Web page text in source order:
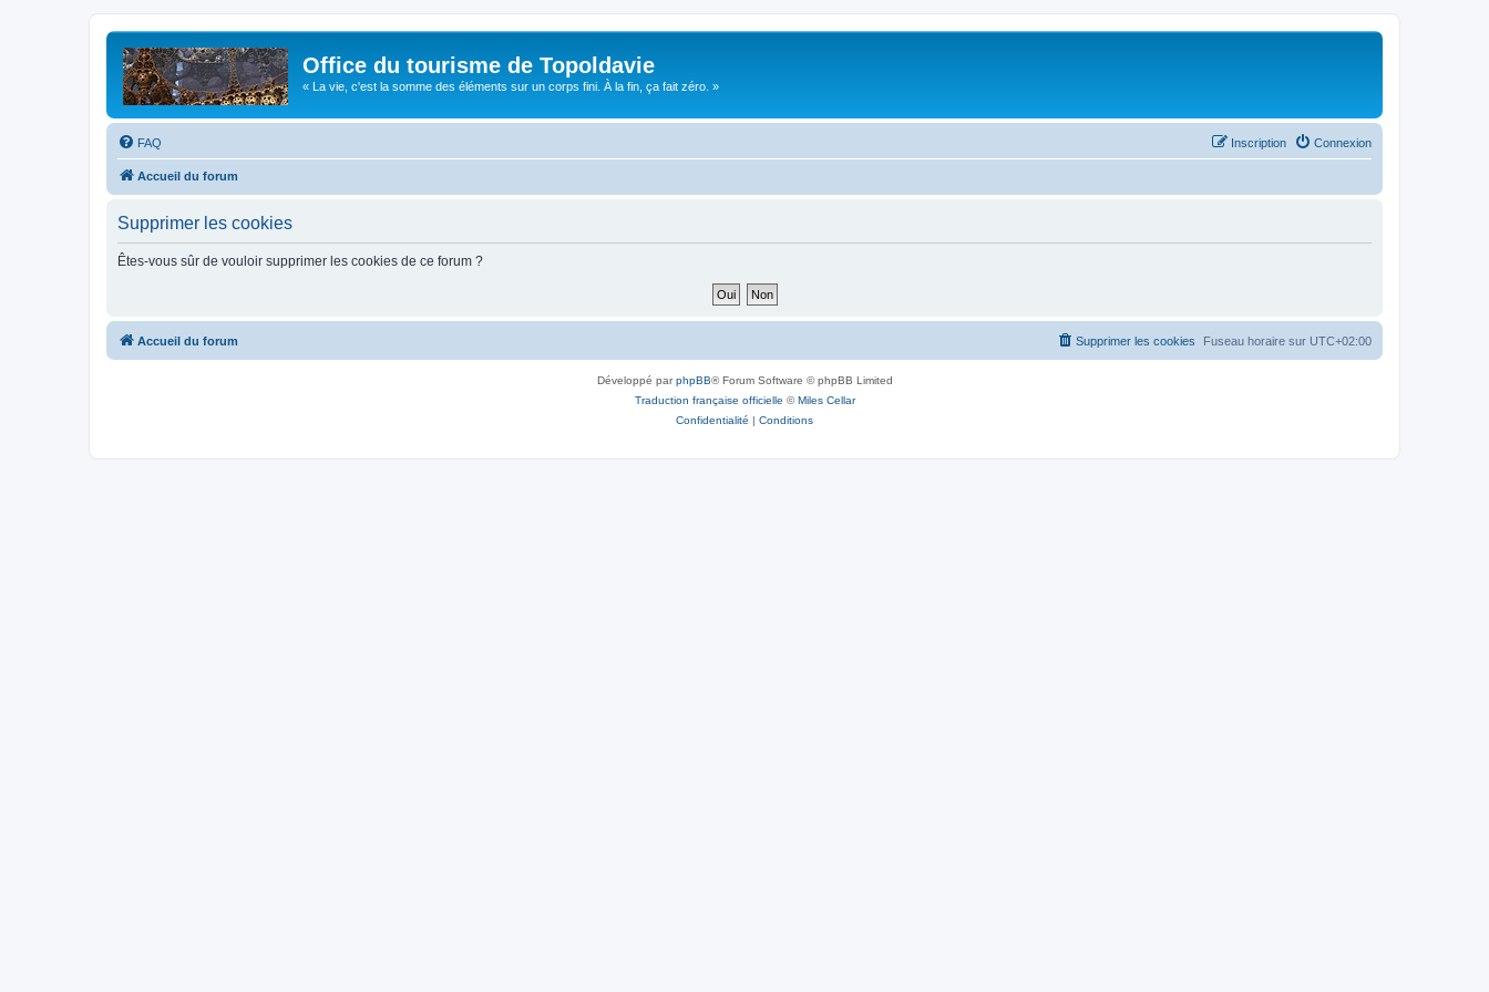
Office du tourisme de Topoldavie
« La vie, c'est la somme des éléments sur un corps fini. À la fin, ça fait zéro. »
FAQ Connexion
Inscription
Accueil du forum
Supprimer les cookies
Êtes-vous sûr de vouloir supprimer les cookies de ce forum ?
Accueil du forum Fuseau horaire sur UTC+02:00
Supprimer les cookies
Développé parphpBB® Forum Software © phpBB Limited
Traduction française officielle ©Miles Cellar
Confidentialité | Conditions